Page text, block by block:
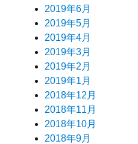
2019年6月
2019年5月
2019年4月
2019年3月
2019年2月
2019年1月
2018年12月
2018年11月
2018年10月
2018年9月